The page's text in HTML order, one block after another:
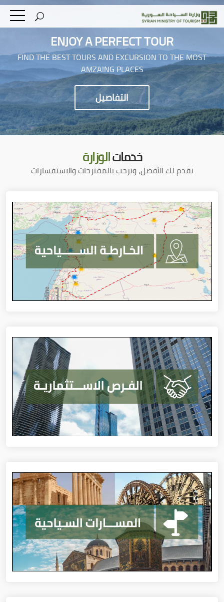
ENJOY A PERFECT TOUR
FIND THE BEST TOURS AND EXCURSION TO THE MOST
AMZAING PLACES
التفاصيل
خدماتالوزارة
نقدم لك الأفضل، ونرحب بالمقترحات والاستفسارات